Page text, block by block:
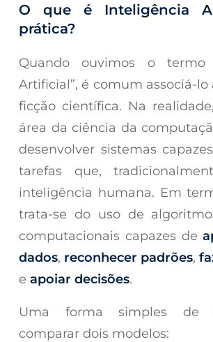
O que é Inteligência
prática?
Quando ouvimos o termo
Artificial”, é comum associá-lo
ficção científica. Na
área da ciência da
desenvolver sistemas
tarefas que,
inteligência humana. Em
trata-se do uso de
computacionais capazes de
dados, reconhecer padrões,
eapoiar decisões.
Uma forma simples de
comparar dois modelos: